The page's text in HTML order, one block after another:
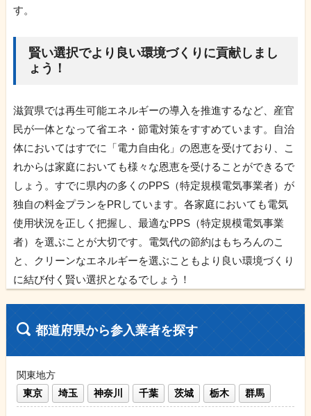
す。
賢い選択でより良い環境づくりに貢献しまし
ょう！
滋賀県では再生可能エネルギーの導入を推進するなど、産官
民が一体となって省エネ・節電対策をすすめています。自治
体においてはすでに「電力自由化」の恩恵を受けており、こ
れからは家庭においても様々な恩恵を受けることができるで
しょう。すでに県内の多くのPPS（特定規模電気事業者）が
独自の料金プランをPRしています。各家庭においても電気
使用状況を正しく把握し、最適なPPS（特定規模電気事業
者）を選ぶことが大切です。電気代の節約はもちろんのこ
と、クリーンなエネルギーを選ぶこともより良い環境づくり
に結び付く賢い選択となるでしょう！
都道府県から参入業者を探す
関東地方
東京
埼玉 神奈川 千葉 茨城 栃木 群馬